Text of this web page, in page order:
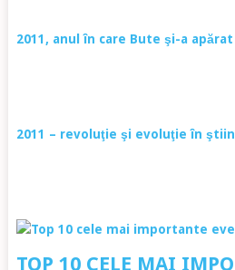
2011, anul în care Bute şi-a
2011 – revoluţie şi evoluţie în
TOP 10 CELE MAI